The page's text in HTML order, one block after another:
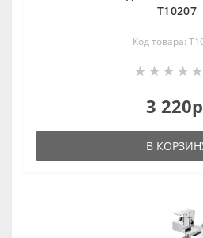
T10207
Код товара:
3
В